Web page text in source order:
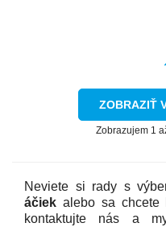
ZOBRAZIŤ
Zobrazujem 1
Neviete si rady s
áčiek alebo sa chcete
kontaktujte nás a